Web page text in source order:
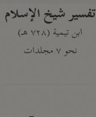
تفسير شيخ الإسلام
ابن تيمية (٧٢٨ هـ)
نحو ٧ مجلدات